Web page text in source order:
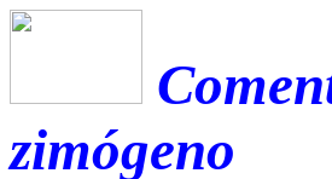
zimógeno